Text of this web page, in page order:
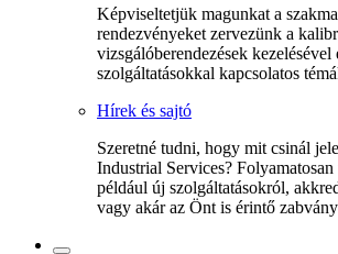
Képviseltetjük magunkat a
rendezvényeket zervezünk a
vizsgálóberendezések kezelésével
szolgáltatásokkal kapcsolatos
Hírek és sajtó
Szeretné tudni, hogy mit csinál
Industrial Services?
például új szolgáltatásokról,
vagy akár az Önt is érintő